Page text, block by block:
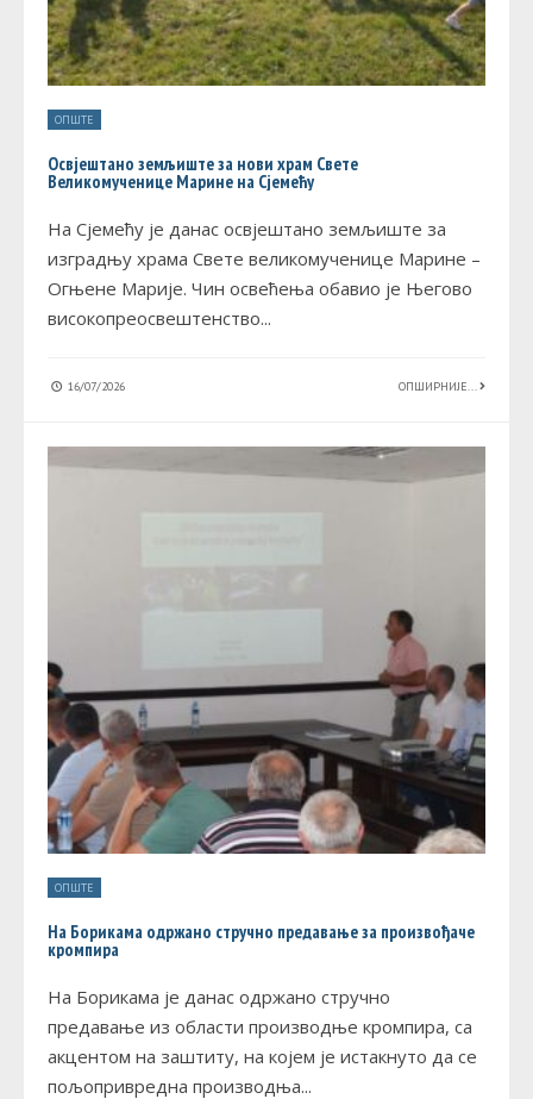
ОПШТЕ
Освјештано земљиште за нови храм Свете
Великомученице Марине на Сјемећу
На Сјемећу је данас освјештано земљиште за
изградњу храма Свете великомученице Марине –
Огњене Марије. Чин освећења обавио је Његово
високопреосвештенство...
16/07/2026 ОПШИРНИЈЕ...
ОПШТЕ
На Борикама одржано стручно предавање за произвођаче
кромпира
На Борикама је данас одржано стручно
предавање из области производње кромпира, са
акцентом на заштиту, на којем је истакнуто да се
пољопривредна производња...